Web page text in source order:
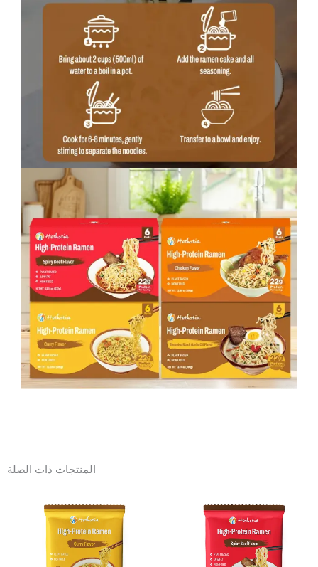
المنتجات ذات الصلة